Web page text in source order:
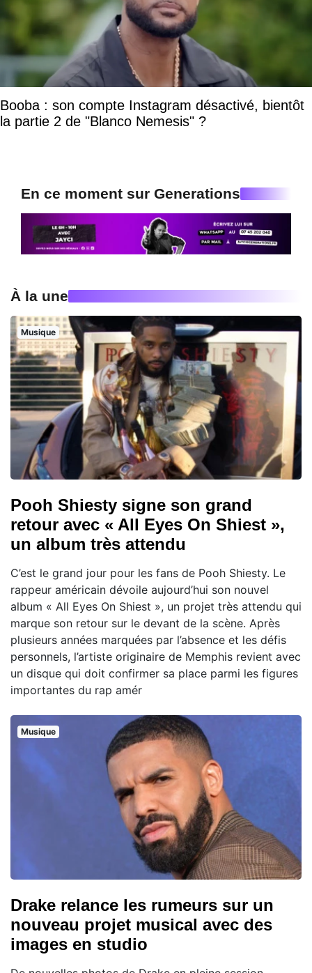
Booba : son compte Instagram désactivé, bientôt
la partie 2 de "Blanco Nemesis" ?
En ce moment sur Generations
À la une
Musique
Pooh Shiesty signe son grand
retour avec « All Eyes On Shiest »,
un album très attendu
C’est le grand jour pour les fans de Pooh Shiesty. Le
rappeur américain dévoile aujourd’hui son nouvel
album « All Eyes On Shiest », un projet très attendu qui
marque son retour sur le devant de la scène. Après
plusieurs années marquées par l’absence et les défis
personnels, l’artiste originaire de Memphis revient avec
un disque qui doit confirmer sa place parmi les figures
importantes du rap amér
Musique
Drake relance les rumeurs sur un
nouveau projet musical avec des
images en studio